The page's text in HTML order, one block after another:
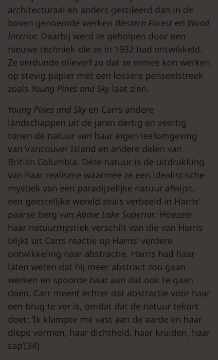
architecturaal en anders gestileerd dan in de
boven genoemde werken Western Forest en Wood
Interior. Daarbij werd ze geholpen door een
nieuwe techniek die ze in 1932 had ontwikkeld.
Ze verdunde olieverf zo dat ze ermee kon werken
op stevig papier met een lossere penseelstreek
zoals Young Pines andSky laat zien.
Young Pines and Skyen Carrs andere
landschappen uit de jaren dertig en veertig
tonen de natuur van haar eigen leefomgeving
van Vancouver Island en andere delen van
British Columbia. Déze natuur is de uitdrukking
van haar realisme waarmee ze een idealistische
mystiek van een paradijselijke natuur afwijst,
een geestelijke wereld zoals verbeeld in Harris’
paarse berg vanAbove Lake Superior. Hoezeer
haar natuurmystiek verschilt van die van Harris
blijkt uit Carrs reactie op Harris’ verdere
ontwikkeling naar abstractie. Harris had haar
laten weten dat hij meer abstract zou gaan
werken en spoorde haar aan dat ook te gaan
doen. Carr meent echter dat abstractie voor haar
een brug te ver is, omdat dat de natuur tekort
doet: ‘Ik klampte me vast aan de aarde en haar
diepe vormen, haar dichtheid, haar kruiden, haar
sap’[34]